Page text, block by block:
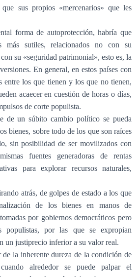
sus propios «mercenarios» que les
forma de autoprotección, habría que
más sutiles, relacionados no con su
su «seguridad patrimonial», esto es, la
En general, en estos países con
entre los que tienen y los que no tienen,
acaecer en cuestión de horas o días,
de corte populista.
de un súbito cambio político se pueda
bienes, sobre todo de los que son raíces
sin posibilidad de ser movilizados con
fuentes generadoras de rentas
para explorar recursos naturales,
atrás, de golpes de estado a los que
de los bienes en manos de
por gobiernos democráticos pero
populistas, por las que se expropian
un justiprecio inferior a su valor real.
de la inherente dureza de la condición de
cuando alrededor se puede palpar el